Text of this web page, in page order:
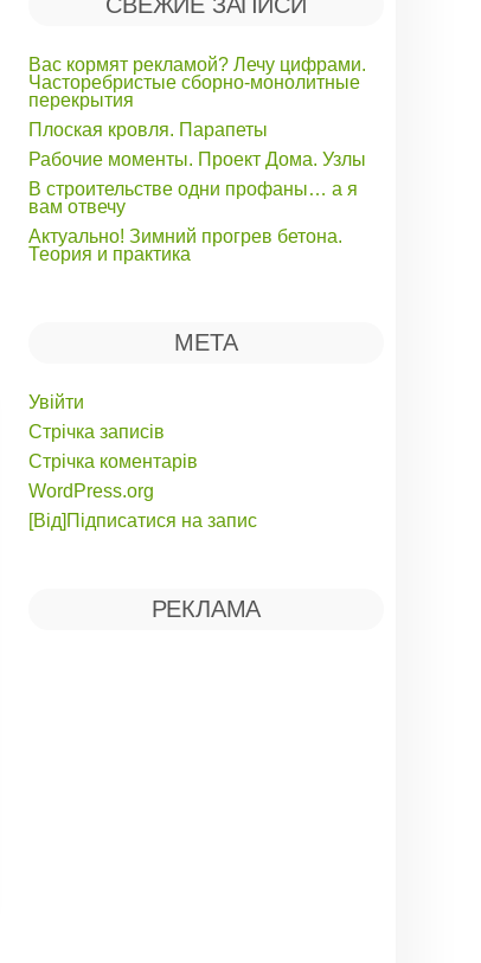
Вас кормят рекламой? Лечу цифрами.
Часторебристые сборно-монолитные
перекрытия
Плоская кровля. Парапеты
Рабочие моменты. Проект Дома. Узлы
В строительстве одни профаны… а я
вам отвечу
Актуально! Зимний прогрев бетона.
Теория и практика
МЕТА
Увійти
Стрічка записів
Стрічка коментарів
WordPress.org
[Від]Підписатися на запис
РЕКЛАМА